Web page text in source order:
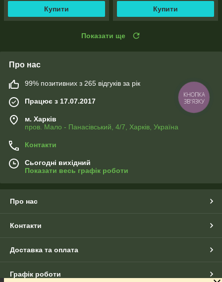
Купити Купити
Показати ще
Про нас
99% позитивних з 265 відгуків за рік
Працює з 17.07.2017
м. Харків
пров. Мало - Панасівський, 4/7, Харків, Україна
Контакти
Сьогодні вихідний
Показати весь графік роботи
Про нас
Контакти
Доставка та оплата
Графік роботи
КНОПКА
ЗВ'ЯЗКУ